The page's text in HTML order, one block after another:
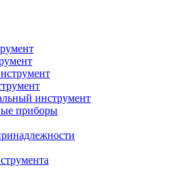
инструмент
приборы